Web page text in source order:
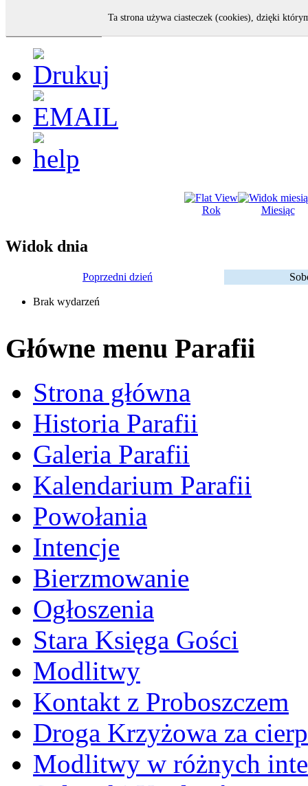
Rok Miesiąc
Widok dnia
Poprzedni dzień
Brak wydarzeń
Główne menu Parafii
Strona główna
Historia Parafii
Galeria Parafii
Kalendarium Parafii
Powołania
Intencje
Bierzmowanie
Ogłoszenia
Stara Księga Gości
Modlitwy
Kontakt z Proboszczem
Droga Krzyżowa za
Modlitwy w różnych
Ta strona używa ciasteczek (cookies), dzięki